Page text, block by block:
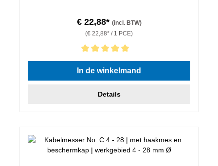
€ 22,88* (incl. BTW)
(€ 22,88* / 1 PCE)
Gemiddelde waardering van 5 van 5 sterren
In de winkelmand
Details